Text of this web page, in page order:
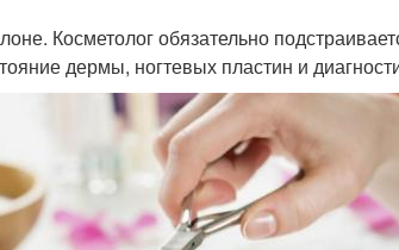
Косметолог обязательно
дермы, ногтевых пластин и